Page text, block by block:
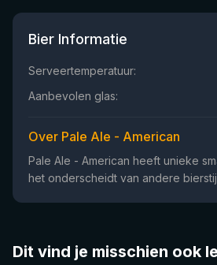
Bier Informatie
Serveertemperatuur:
Aanbevolen glas:
Over Pale Ale - American
Pale Ale - American heeft unieke
het onderscheidt van andere
Dit vind je misschien ook
★4.46 ★4.28